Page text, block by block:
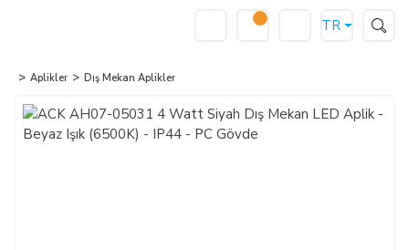
TR
Aplikler Dış Mekan Aplikler